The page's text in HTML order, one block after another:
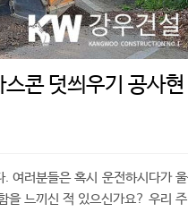
콘 덧씌우기 공사현
여러분들은 혹시 운전하시다가
을 느끼신 적 있으신가요? 우리